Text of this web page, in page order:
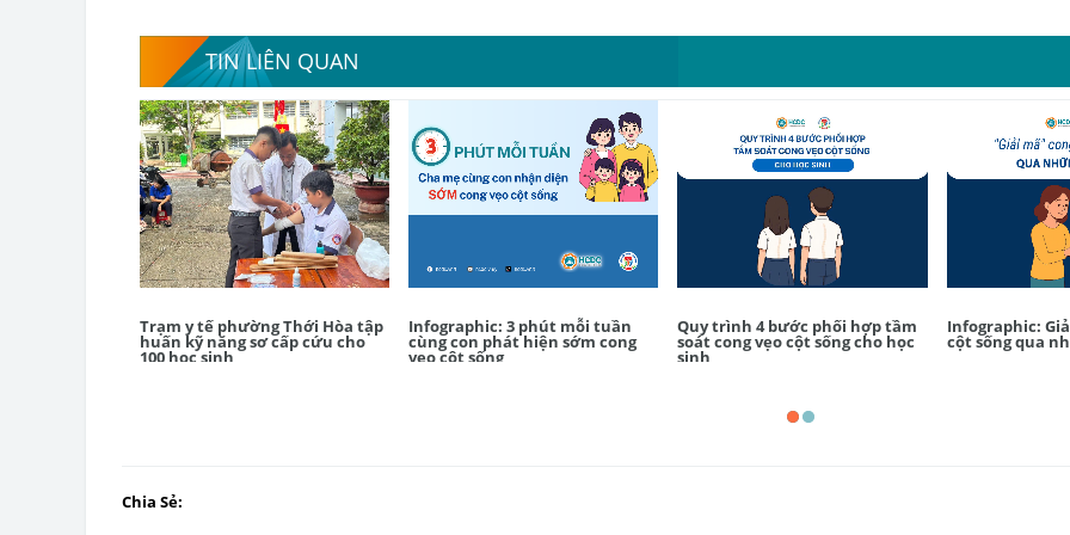
TIN LIÊN QUAN
Trạm y tế phường Thới Hòa tập
huấn kỹ năng sơ cấp cứu cho
100 học sinh
Infographic: 3 phút mỗi tuần
cùng con phát hiện sớm cong
vẹo cột sống
Quy trình 4 bước phối hợp tầm
soát cong vẹo cột sống cho học
sinh
Infographic:
cột sống qua
Chia Sẻ: